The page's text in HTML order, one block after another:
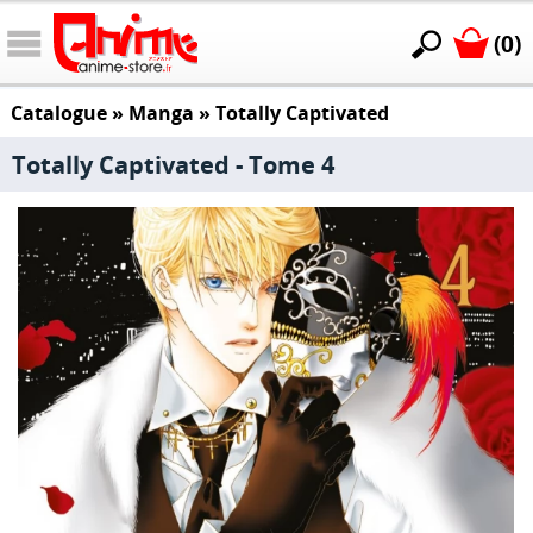
(0)
Catalogue» Manga » Totally Captivated
Totally Captivated - Tome 4